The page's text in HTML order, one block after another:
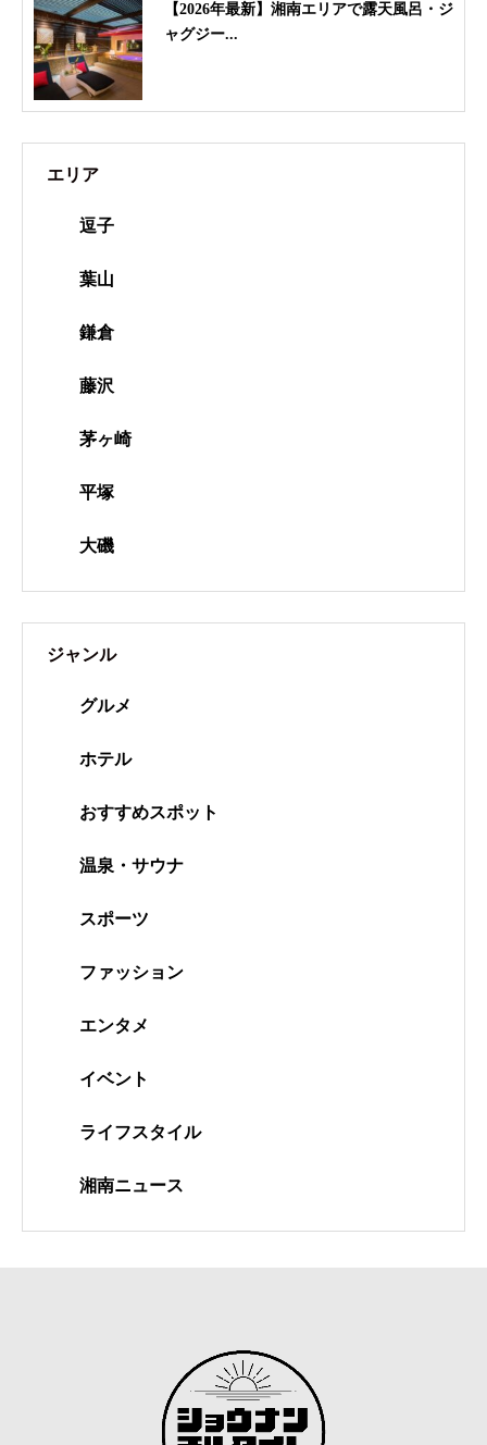
【2026年最新】湘南エリアで露天風呂・ジ
ャグジー...
エリア
逗子
葉山
鎌倉
藤沢
茅ヶ崎
平塚
大磯
ジャンル
グルメ
ホテル
おすすめスポット
温泉・サウナ
スポーツ
ファッション
エンタメ
イベント
ライフスタイル
湘南ニュース